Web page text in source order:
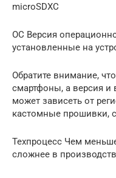
microSDXC
ОС Версия
установленные на
Обратите внимание,
смартфоны, а версия и
может зависеть от
кастомные прошивки,
Техпроцесс Чем
сложнее в